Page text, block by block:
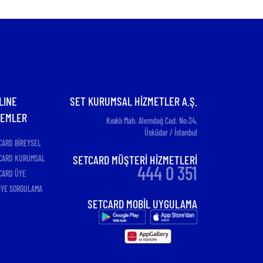
BİREYSEL
KURUMSAL
ÜYE
SORGULAMA
SET KURUMSAL HİZMETLER A.Ş.
Kısıklı Mah. Alemdağ Cad. No:34,
Üsküdar / İstanbul
SETCARD MÜŞTERİ HİZMETLERİ
444 0 351
SETCARD MOBİL UYGULAMA